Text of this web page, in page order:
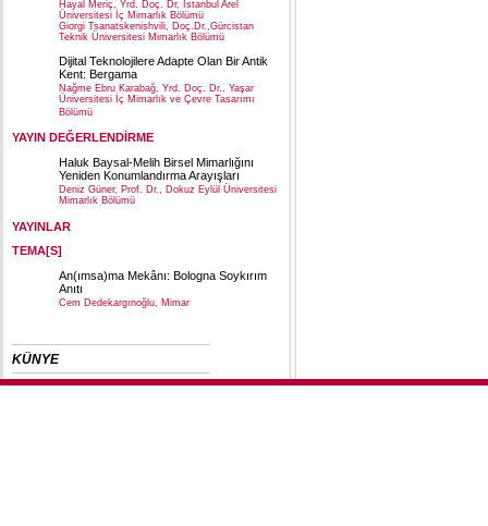
Hayal Meriç, Yrd. Doç. Dr, İstanbul Arel
Üniversitesi İç Mimarlık Bölümü
Giorgi Tsanatskenishvili, Doç.Dr.,Gürcistan
Teknik Üniversitesi Mimarlık Bölümü
Dijital Teknolojilere Adapte Olan Bir Antik
Kent: Bergama
Nağme Ebru Karabağ, Yrd. Doç. Dr., Yaşar
Üniversitesi İç Mimarlık ve Çevre Tasarımı
Bölümü
YAYIN DEĞERLENDİRME
Haluk Baysal-Melih Birsel Mimarlığını
Yeniden Konumlandırma Arayışları
Deniz Güner, Prof. Dr., Dokuz Eylül Üniversitesi
Mimarlık Bölümü
YAYINLAR
TEMA[S]
An(ımsa)ma Mekânı: Bologna Soykırım
Anıtı
Cem Dedekargınoğlu, Mimar
KÜNYE